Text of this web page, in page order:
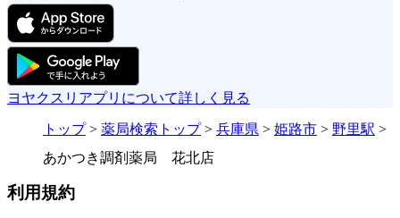
ヨヤクスリアプリについて詳しく見る
トップ> 薬局検索トップ> 兵庫県 > 姫路市 > 野里駅 >
あかつき調剤薬局 花北店
利用規約